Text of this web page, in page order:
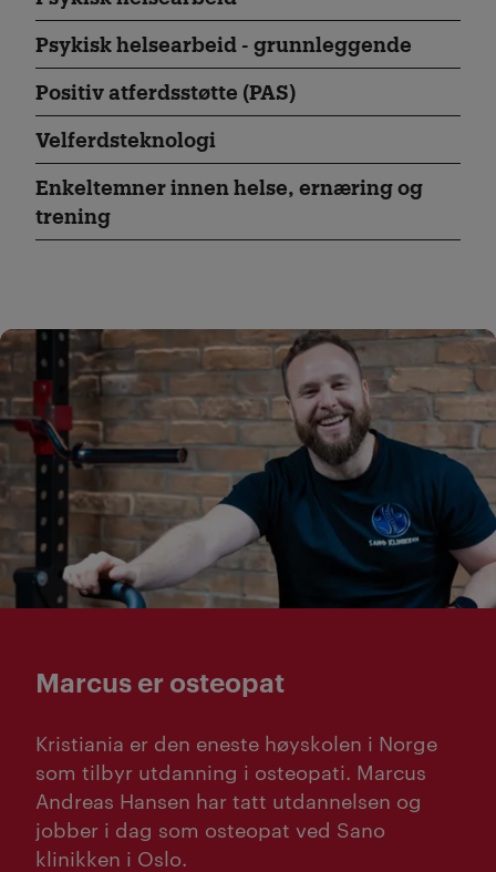
Psykisk helsearbeid - grunnleggende
Positiv atferdsstøtte (PAS)
Velferds­teknologi
Enkeltemner innen helse, ernæring og
trening
Marcus er osteopat
Kristiania er den eneste høyskolen i Norge
som tilbyr utdanning i osteopati. Marcus
Andreas Hansen har tatt utdannelsen og
jobber i dag som osteopat ved Sano
klinikken i Oslo.